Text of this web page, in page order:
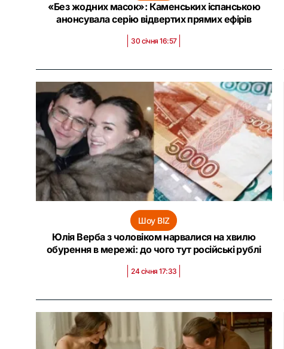
«Без жодних масок»: Каменських іспанською
анонсувала серію відвертих прямих ефірів
30 січня 16:57
Шоу BIZ
Юлія Верба з чоловіком нарвалися на хвилю
обурення в мережі: до чого тут російські рублі
24 січня 17:33